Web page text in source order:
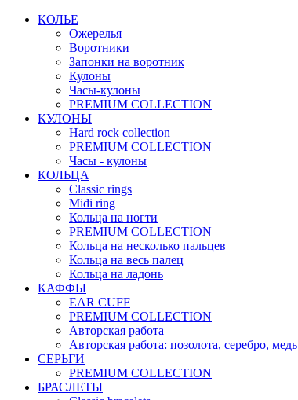
КОЛЬЕ
Ожерелья
Воротники
Запонки на воротник
Кулоны
Часы-кулоны
PREMIUM COLLECTION
КУЛОНЫ
Hard rock collection
PREMIUM COLLECTION
Часы - кулоны
КОЛЬЦА
Classic rings
Midi ring
Кольца на ногти
PREMIUM COLLECTION
Кольца на несколько пальцев
Кольца на весь палец
Кольца на ладонь
КАФФЫ
EAR CUFF
PREMIUM COLLECTION
Авторская работа
Авторская работа: позолота, серебро, медь
СЕРЬГИ
PREMIUM COLLECTION
БРАСЛЕТЫ